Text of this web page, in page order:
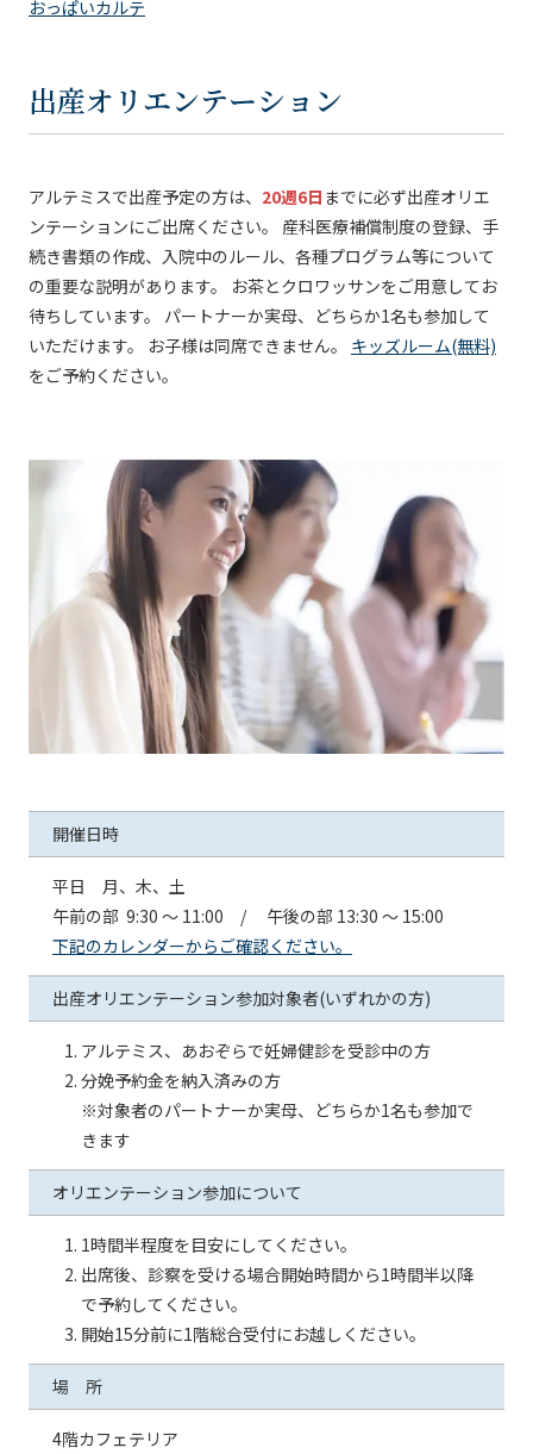
おっぱいカルテ
出産オリエンテーション
アルテミスで出産予定の方は、 20週6日 までに必ず出産オリエ
ンテーションにご出席ください。 産科医療補償制度の登録、手
続き書類の作成、入院中のルール、各種プログラム等について
の重要な説明があります。 お茶とクロワッサンをご用意してお
待ちしています。 パートナーか実母、どちらか1名も参加して
いただけます。 お子様は同席できません。 キッズルーム(無料)
をご予約ください。
開催日時
平日 月、木、土
午前の部 9:30 ～ 11:00 / 午後の部 13:30 ～ 15:00
下記のカレンダーからご確認ください。
出産オリエンテーション参加対象者(いずれかの方)
アルテミス、あおぞらで妊婦健診を受診中の方
分娩予約金を納入済みの方
※対象者のパートナーか実母、どちらか1名も参加で
きます
オリエンテーション参加について
1時間半程度を目安にしてください。
出席後、診察を受ける場合開始時間から1時間半以降
で予約してください。
開始15分前に1階総合受付にお越しください。
場 所
4階カフェテリア